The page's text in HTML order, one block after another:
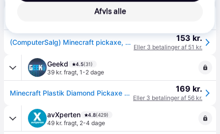
CS MEGASTORE 4.5(1861)
(ComputerSalg) Minecraft pickaxe, green 153 kr.
Eller 3 betalinger af 51 kr.
Geekd 4.5(31)
39 kr. fragt, 1-2 dage
Minecraft Plastik Diamond Pickaxe Legetøjsvåben - GEEKD.dk - Forventet levering: 1-2 hverdage 169 kr.
Eller 3 betalinger af 56 kr.
avXperten 4.8(429)
49 kr. fragt, 2-4 dage
Afvis alle